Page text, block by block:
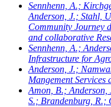
Sennhenn, A.;
Anderson, J.; Stahl,
Community Journey
and collaborative
Sennhenn, A.;
Infrastructure for
Anderson, J.;
Mangement Services
Amon, B.;
S.; Brandenburg, R.;